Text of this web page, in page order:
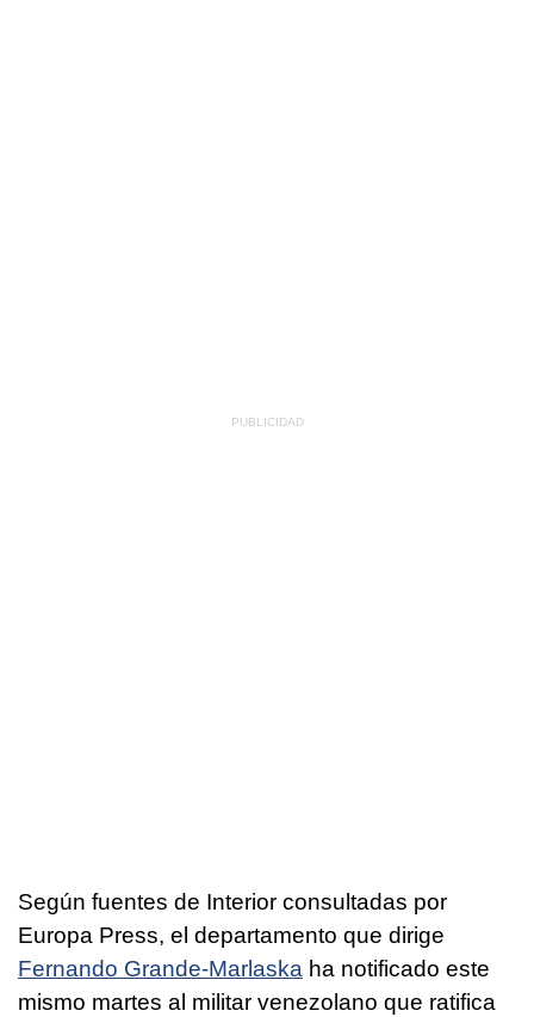
Según fuentes de Interior consultadas por
Europa Press, el departamento que dirige
Fernando Grande-Marlaska ha notificado este
mismo martes al militar venezolano que ratifica